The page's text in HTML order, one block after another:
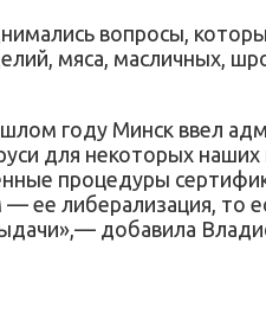
вопросы,
мяса, масличных,
году Минск ввел
для некоторых
процедуры
либерализация, то
добавила